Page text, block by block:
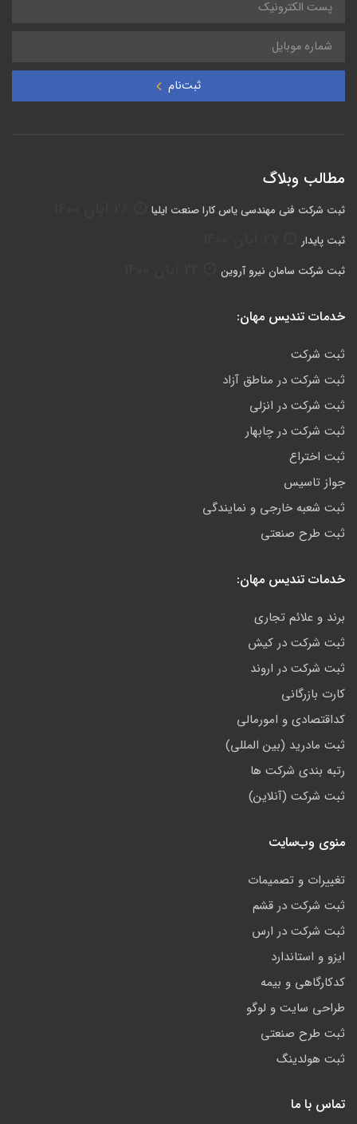
ثبت‌نام
مطالب وبلاگ
ثبت شرکت فنی مهندسی یاس کارا صنعت ایلیا
ثبت پایدار
ثبت شرکت سامان نیرو آروین
خدمات تندیس مهان:
ثبت شرکت
ثبت شرکت در مناطق آزاد
ثبت شرکت در انزلی
ثبت شرکت در چابهار
ثبت اختراع
جواز تاسیس
ثبت شعبه خارجی و نمایندگی
ثبت طرح صنعتی
خدمات تندیس مهان:
برند و علائم تجاری
ثبت شرکت در کیش
ثبت شرکت در اروند
کارت بازرگانی
کداقتصادی و امورمالی
ثبت مادرید (بین المللی)
رتبه بندی شرکت ها
ثبت شرکت (آنلاین)
منوی وب‌سایت
تغییرات و تصمیمات
ثبت شرکت در قشم
ثبت شرکت در ارس
ایزو و استاندارد
کدکارگاهی و بیمه
طراحی سایت و لوگو
ثبت طرح صنعتی
ثبت هولدینگ
تماس با ما